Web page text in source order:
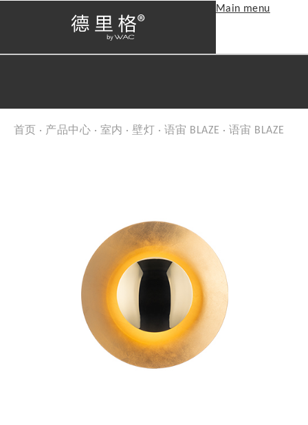
Main menu
首页 · 产品中心 · 室内 · 壁灯 · 语宙 BLAZE · 语宙 BLAZE